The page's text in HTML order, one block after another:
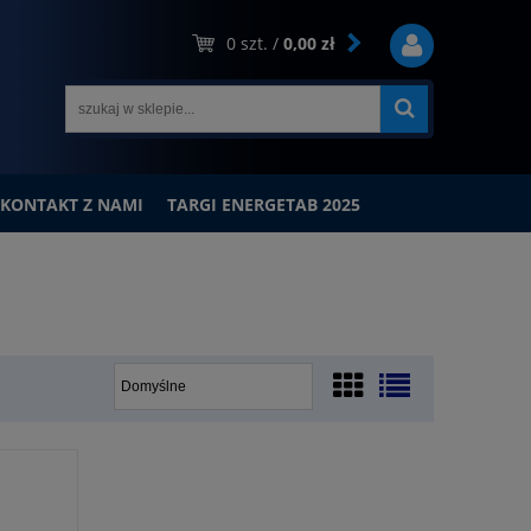
0 szt. / 0,00 zł
KONTAKT Z NAMI TARGI ENERGETAB 2025